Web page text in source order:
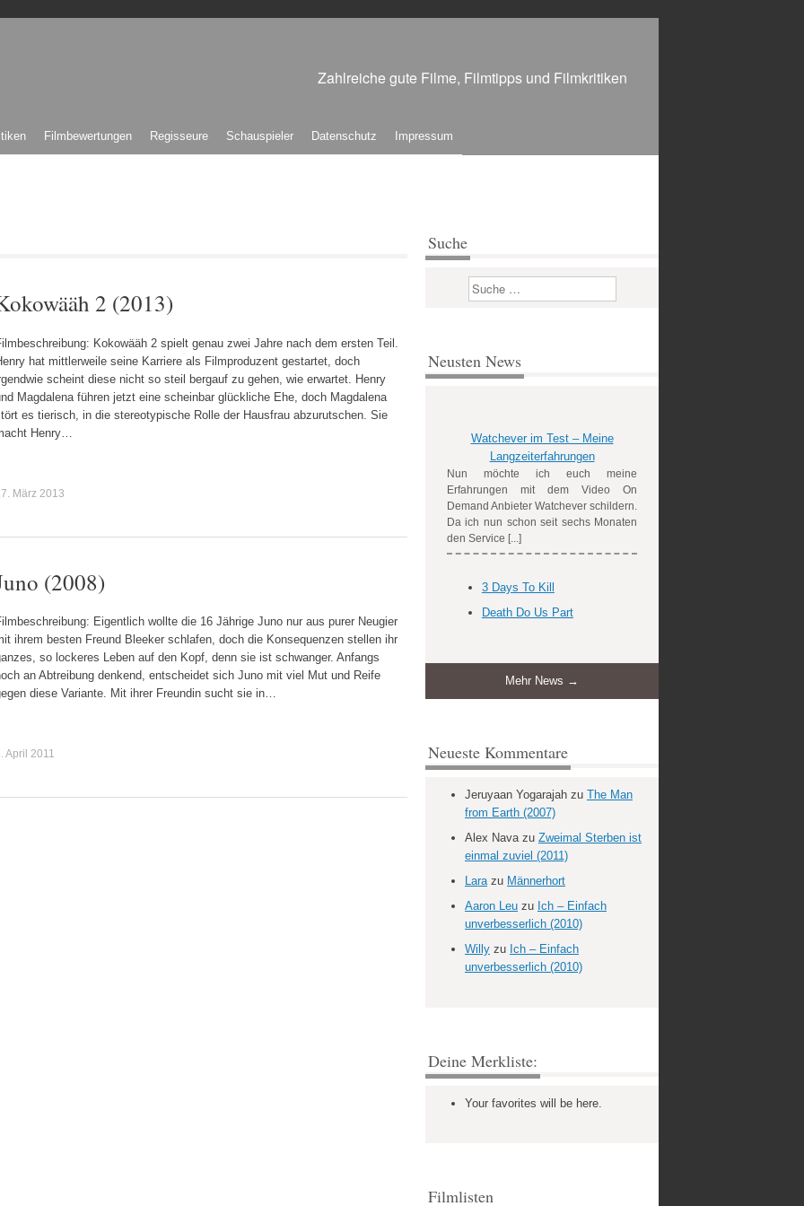
Zahlreiche gute Filme, Filmtipps und Filmkritiken
Filmbewertungen Regisseure Schauspieler Datenschutz Impressum
2 (2013)
Kokowääh 2 spielt genau zwei Jahre nach dem ersten Teil.
hat mittlerweile seine Karriere als Filmproduzent gestartet, doch
scheint diese nicht so steil bergauf zu gehen, wie erwartet. Henry
Magdalena führen jetzt eine scheinbar glückliche Ehe, doch Magdalena
es tierisch, in die stereotypische Rolle der Hausfrau abzurutschen. Sie
Henry…
März 2013
(2008)
Eigentlich wollte die 16 Jährige Juno nur aus purer Neugier
ihrem besten Freund Bleeker schlafen, doch die Konsequenzen stellen ihr
so lockeres Leben auf den Kopf, denn sie ist schwanger. Anfangs
an Abtreibung denkend, entscheidet sich Juno mit viel Mut und Reife
diese Variante. Mit ihrer Freundin sucht sie in…
April 2011
Suche
Suchen
Neusten News
Watchever im Test – Meine
Langzeiterfahrungen
Nun möchte ich euch meine
Erfahrungen mit dem Video On
Demand Anbieter Watchever schildern.
Da ich nun schon seit sechs Monaten
den Service [...]
3 Days To Kill
Death Do Us Part
Mehr News →
Neueste Kommentare
Jeruyaan Yogarajah zu The Man
from Earth (2007)
Alex Navazu Zweimal Sterben ist
einmal zuviel (2011)
Larazu Männerhort
Aaron Leu zu Ich – Einfach
unverbesserlich (2010)
Willy zu Ich – Einfach
unverbesserlich (2010)
Deine Merkliste:
Your favorites will be here.
Filmlisten